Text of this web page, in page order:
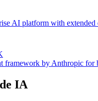
AI platform with
framework by Anthropic for
IA